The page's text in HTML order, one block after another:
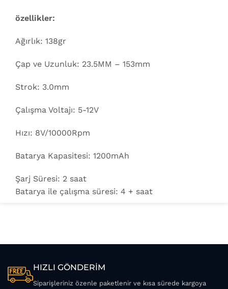
özellikler:
Ağırlık: 138gr
Çap ve Uzunluk: 23.5MM – 153mm
Strok: 3.0mm
Çalışma Voltajı: 5-12V
Hızı: 8V/10000Rpm
Batarya Kapasitesi: 1200mAh
Şarj Süresi: 2 saat
Batarya ile çalışma süresi: 4 + saat
HIZLI GÖNDERİM
Siparişleriniz özenle paketlenir ve kısa sürede kargoya